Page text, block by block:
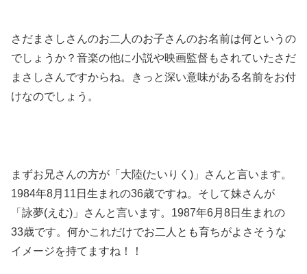
さだまさしさんのお二人のお子さんのお名前は何というの
でしょうか？音楽の他に小説や映画監督もされていたさだ
まさしさんですからね。きっと深い意味がある名前をお付
けなのでしょう。
まずお兄さんの方が「大陸(たいりく)」さんと言います。
1984年8月11日生まれの36歳ですね。そして妹さんが
「詠夢(えむ)」さんと言います。1987年6月8日生まれの
33歳です。何かこれだけでお二人とも育ちがよさそうな
イメージを持てますね！！